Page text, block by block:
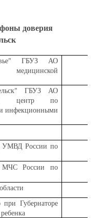
доверия
ГБУЗ АО
ГБУЗ АО
центр по
инфекционными
УМВД России по
России по
Губернаторе